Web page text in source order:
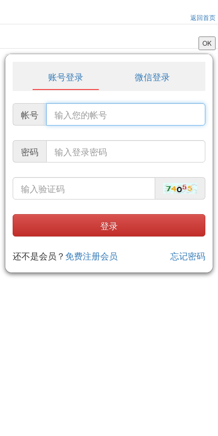
返回首页
账号登录 微信登录
帐号
密码
还不是会员？ 免费注册会员 忘记密码